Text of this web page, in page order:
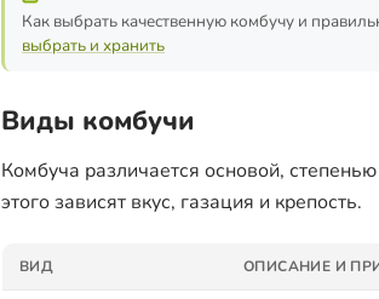
Как выбрать качественную комбучу и
выбрать и хранить
Виды комбучи
Комбуча различается основой,
этого зависят вкус, газация и крепость.
ВИД ОПИСАНИЕ И